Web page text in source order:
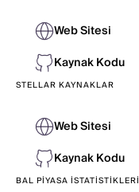
Web Sitesi
Kaynak Kodu
STELLAR KAYNAKLAR
Web Sitesi
Kaynak Kodu
BAL PIYASA İSTATISTIKLERI